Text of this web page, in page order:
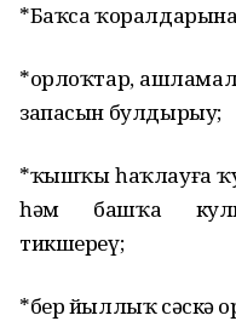
*Баҡса ҡоралдарына
*орлоҡтар,
запасын булдырыу;
*ҡышҡы һаҡлауға
һәм башҡа
тикшереү;
*бер йыллыҡ сәскә